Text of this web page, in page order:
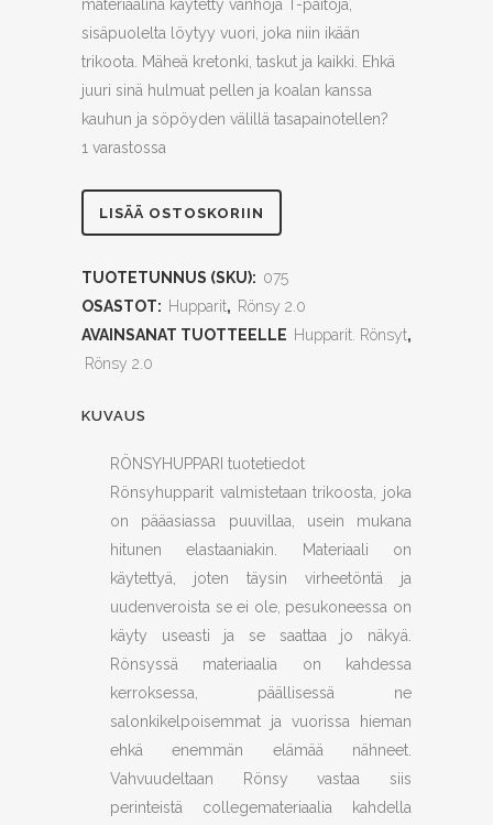
materiaalina käytetty vanhoja T-paitoja,
sisäpuolelta löytyy vuori, joka niin ikään
trikoota. Mäheä kretonki, taskut ja kaikki. Ehkä
juuri sinä hulmuat pellen ja koalan kanssa
kauhun ja söpöyden välillä tasapainotellen?
1 varastossa
Ehkä
mutta
M
quantity
LISÄÄ OSTOSKORIIN
TUOTETUNNUS (SKU): 075
OSASTOT: Hupparit, Rönsy 2.0
AVAINSANAT TUOTTEELLE Hupparit. Rönsyt,
Rönsy 2.0
KUVAUS
RÖNSYHUPPARI tuotetiedot
Rönsyhupparit valmistetaan trikoosta, joka
on pääasiassa puuvillaa, usein mukana
hitunen elastaaniakin. Materiaali on
käytettyä, joten täysin virheetöntä ja
uudenveroista se ei ole, pesukoneessa on
käyty useasti ja se saattaa jo näkyä.
Rönsyssä materiaalia on kahdessa
kerroksessa, päällisessä ne
salonkikelpoisemmat ja vuorissa hieman
ehkä enemmän elämää nähneet.
Vahvuudeltaan Rönsy vastaa siis
perinteistä collegemateriaalia kahdella